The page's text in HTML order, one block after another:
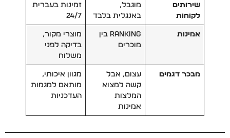
שירותים
לקוחות
מוגבל,
באנגלית בלבד
זמינות בעברית
24/7
אמינות
ranking בין
מוכרים
מוצרי מקור,
בדיקה לפני
משלוח
מבכר דגמים
עצום, אבל
קשה למצוא
המלצות
אמינות
מגוון איכותי,
מותאם למגמות
העדכניות